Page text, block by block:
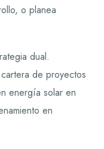
o planea
dual.
de proyectos
energía solar en
en